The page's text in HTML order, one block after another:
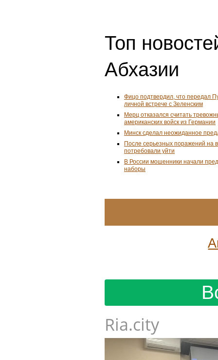
Топ
Абхазии
Фицо подтвердил, что передал
личной встрече с Зеленским
Мерц отказался считать
американских войск из Германии
Минск сделал неожиданное
После серьезных поражений на
потребовали уйти
В России мошенники начали
наборы
Ria.city